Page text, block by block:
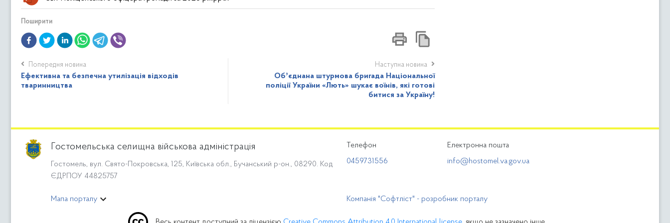
Поширити
Попередня новина
Ефективна та безпечна утилізація відходів
тваринництва
Наступна новина
Обʼєднана штурмова бригада Національної
поліції України «Лють» шукає воїнів, які готові
битися за Україну!
Гостомельська селищна військова адміністрація
Гостомель, вул. Свято-Покровська, 125, Київська обл., Бучанський р-он., 08290. Код
ЄДРПОУ 44825757
Телефон
0459731556
Електронна пошта
info@hostomel.va.gov.ua
Мапа порталу Компанія "Софтліст" - розробник порталу